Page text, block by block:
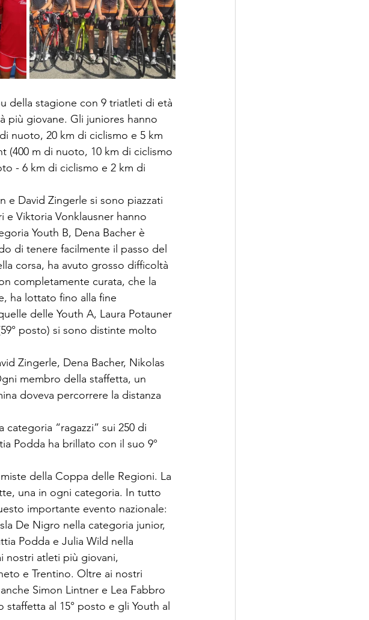
della stagione con 9 triatleti di età
più giovane. Gli juniores hanno
nuoto, 20 km di ciclismo e 5 km
(400 m di nuoto, 10 km di ciclismo
- 6 km di ciclismo e 2 km di
e David Zingerle si sono piazzati
e Viktoria Vonklausner hanno
Youth B, Dena Bacher è
di tenere facilmente il passo del
corsa, ha avuto grosso difficoltà
completamente curata, che la
ha lottato fino alla fine
delle Youth A, Laura Potauner
posto) si sono distinte molto
Zingerle, Dena Bacher, Nikolas
membro della staffetta, un
doveva percorrere la distanza
“ragazzi” sui 250 di
Podda ha brillato con il suo 9°
della Coppa delle Regioni. La
una in ogni categoria. In tutto
importante evento nazionale:
De Nigro nella categoria junior,
Podda e Julia Wild nella
nostri atleti più giovani,
e Trentino. Oltre ai nostri
Simon Lintner e Lea Fabbro
al 15° posto e gli Youth al